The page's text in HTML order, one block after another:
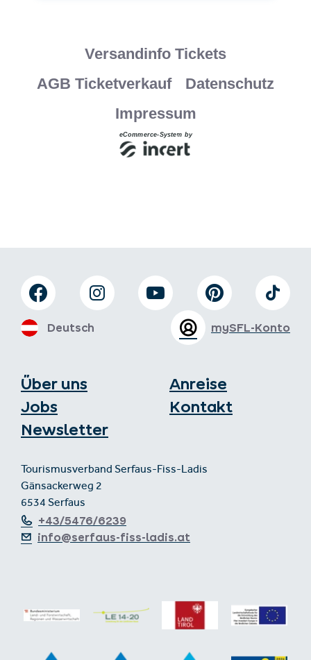
Über uns
Jobs
Newsletter
Anreise
Kontakt
Tourismusverband Serfaus-Fiss-Ladis
Gänsackerweg 2
6534 Serfaus
+43/5476/6239
info@serfaus-fiss-ladis.at
mySFL-Konto
Deutsch